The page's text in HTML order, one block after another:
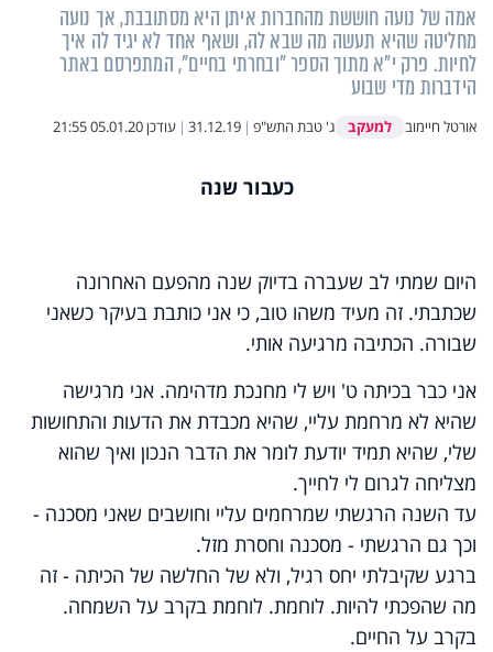
אמה של נועה חוששת מהחברות איתן היא מסתובבת, אך נועה
מחליטה שהיא תעשה מה שבא לה, ושאף אחד לא יגיד לה איך
לחיות. פרק י"א מתוך הספר "ובחרתי בחיים", המתפרסם באתר
הידברות מדי שבוע
אורטל חיימוב למעקב ג' טבת התש"פ |
31.12.19
| עודכן05.01.20 21:55
כעבור שנה
היום שמתי לב שעברה בדיוק שנה מהפעם האחרונה
שכתבתי. זה מעיד משהו טוב, כי אני כותבת בעיקר כשאני
שבורה. הכתיבה מרגיעה אותי.
אני כבר בכיתה ט' ויש לי מחנכת מדהימה. אני מרגישה
שהיא לא מרחמת עליי, שהיא מכבדת את הדעות והתחושות
שלי, שהיא תמיד יודעת לומר את הדבר הנכון ואיך שהוא
מצליחה לגרום לי לחייך.
עד השנה הרגשתי שמרחמים עליי וחושבים שאני מסכנה -
וכך גם הרגשתי - מסכנה וחסרת מזל.
ברגע שקיבלתי יחס רגיל, ולא של החלשה של הכיתה - זה
מה שהפכתי להיות. לוחמת. לוחמת בקרב על השמחה.
בקרב על החיים.